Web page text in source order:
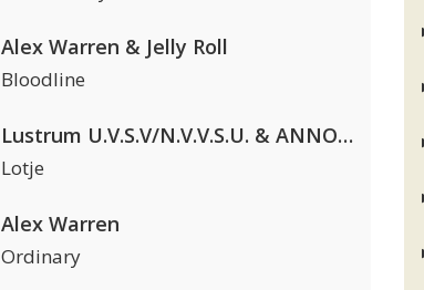
Alex Warren & Jelly Roll
Bloodline
Lustrum U.V.S.V/N.V.V.S.U. & ANNO ONS & Jopke van Dobbenburgh & Roeland Beelen
Lotje
Alex Warren
Ordinary